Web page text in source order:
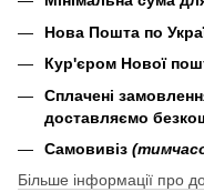
Нова Пошта по
Кур'єром Нової
Сплачені
доставляємо
Самовивіз
Більше інформації про